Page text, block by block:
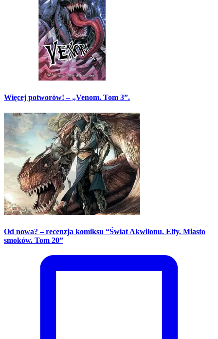
Więcej potworów! – „Venom. Tom 3”.
Od nowa? – recenzja komiksu “Świat Akwilonu. Elfy. Miasto
smoków. Tom 20”